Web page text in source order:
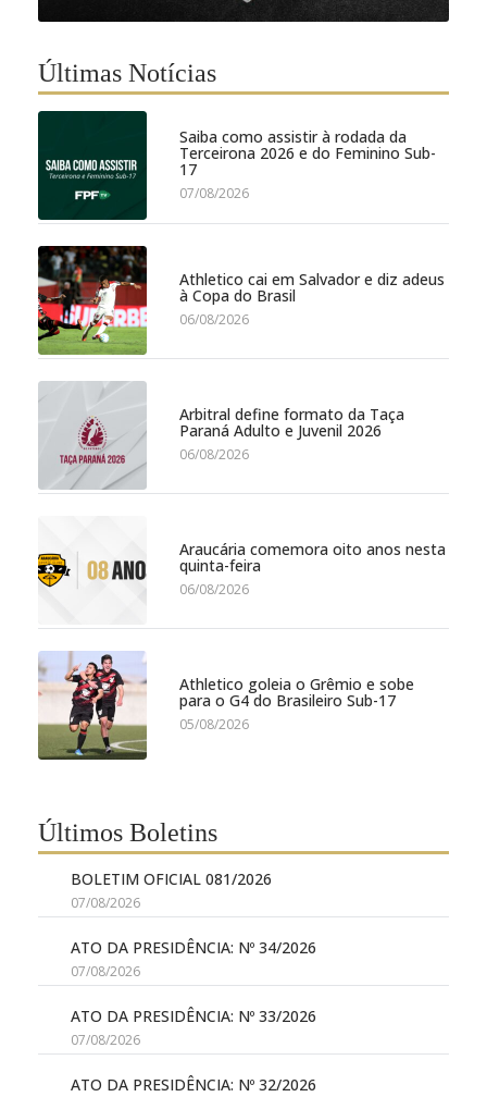
Últimas Notícias
Saiba como assistir à rodada da
Terceirona 2026 e do Feminino Sub-
17
07/08/2026
Athletico cai em Salvador e diz adeus
à Copa do Brasil
06/08/2026
Arbitral define formato da Taça
Paraná Adulto e Juvenil 2026
06/08/2026
Araucária comemora oito anos nesta
quinta-feira
06/08/2026
Athletico goleia o Grêmio e sobe
para o G4 do Brasileiro Sub-17
05/08/2026
Últimos Boletins
BOLETIM OFICIAL 081/2026
07/08/2026
ATO DA PRESIDÊNCIA: Nº 34/2026
07/08/2026
ATO DA PRESIDÊNCIA: Nº 33/2026
07/08/2026
ATO DA PRESIDÊNCIA: Nº 32/2026